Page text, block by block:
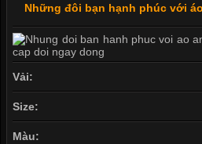
Những đôi bạn hạnh phúc với
Vải:
Size:
Màu: